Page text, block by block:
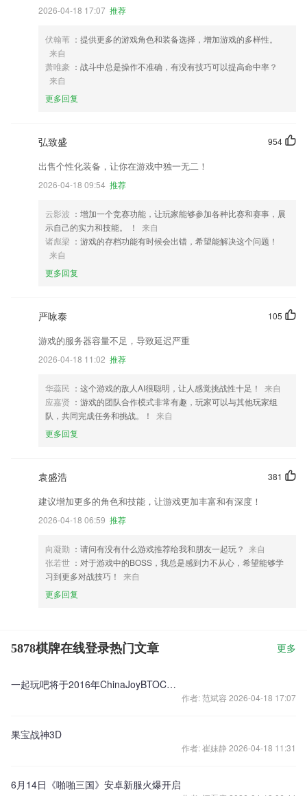
2026-04-18 17:07 推荐
伏翰苇 ：提供更多的游戏角色和装备选择，增加游戏的多样性。
来自
萧唯豪 ：战斗中总是操作不准确，有没有技巧可以提高命中率？
来自
更多回复
954
弘致盛
出售个性化装备，让你在游戏中独一无二！
2026-04-18 09:54 推荐
云影波 ：增加一个竞赛功能，让玩家能够参加各种比赛和赛事，展
示自己的实力和技能。 ！
来自
诸彪梁 ：游戏的存档功能有时候会出错，希望能解决这个问题！
来自
更多回复
105
严咏泰
游戏的服务器容量不足，导致延迟严重
2026-04-18 11:02 推荐
华蕊民 ：这个游戏的敌人AI很聪明，让人感觉挑战性十足！
来自
应嘉贤 ：游戏的团队合作模式非常有趣，玩家可以与其他玩家组
队，共同完成任务和挑战。！
来自
更多回复
381
袁盛浩
建议增加更多的角色和技能，让游戏更加丰富和有深度！
2026-04-18 06:59 推荐
向凝勤 ：请问有没有什么游戏推荐给我和朋友一起玩？ 来自
张若世 ：对于游戏中的BOSS，我总是感到力不从心，希望能够学
习到更多对战技巧！
来自
更多回复
5878棋牌在线登录热门文章 更多
一起玩吧将于2016年ChinaJoyBTOC展区精彩亮相
作者: 范斌容 2026-04-18 17:07
果宝战神3D
作者: 崔妹静 2026-04-18 11:31
6月14日《啪啪三国》安卓新服火爆开启